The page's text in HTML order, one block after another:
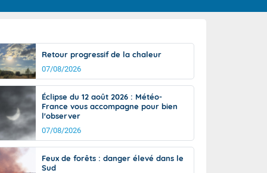
de
Phénomènes dangereux de J+2 à J+7
Avertissement pluies intenses à l'échelle
des communes (Apic)
Bulletins Marine
Bulletins d'estimation du risque
d'avalanche
Météo des forêts
Vigicrues
Retour progressif de la chaleur
07/08/2026
Éclipse du 12 août 2026 : Météo-
France vous accompagne pour bien
l'observer
07/08/2026
Feux de forêts : danger élevé dans le
Sud